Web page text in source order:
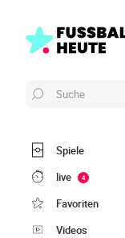
Suche
Spiele
live
4
Favoriten
Videos